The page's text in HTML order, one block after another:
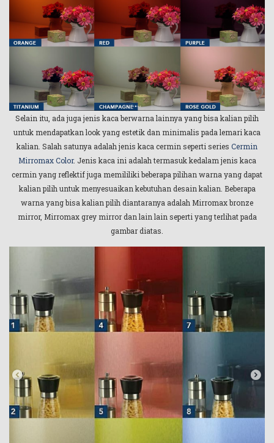
Selain itu, ada juga jenis kaca berwarna lainnya yang bisa kalian pilih
untuk mendapatkan look yang estetik dan minimalis pada lemari kaca
kalian. Salah satunya adalah jenis kaca cermin seperti series Cermin
Mirromax Color. Jenis kaca ini adalah termasuk kedalam jenis kaca
cermin yang reflektif juga memililiki beberapa pilihan warna yang dapat
kalian pilih untuk menyesuaikan kebutuhan desain kalian. Beberapa
warna yang bisa kalian pilih diantaranya adalah Mirromax bronze
mirror, Mirromax grey mirror dan lain lain seperti yang terlihat pada
gambar diatas.